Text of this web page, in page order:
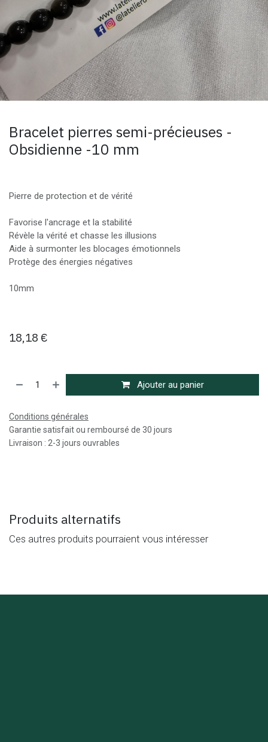
Bracelet pierres semi-précieuses -
Obsidienne -10 mm
Pierre de protection et de vérité
Favorise l'ancrage et la stabilité
Révèle la vérité et chasse les illusions
Aide à surmonter les blocages émotionnels
Protège des énergies négatives
10mm
18,18 €
Ajouter au panier
Conditions générales
Garantie satisfait ou remboursé de 30 jours
Livraison : 2-3 jours ouvrables
Produits alternatifs
Ces autres produits pourraient vous intéresser